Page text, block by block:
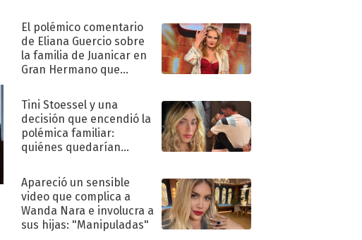
El polémico comentario
de Eliana Guercio sobre
la familia de Juanicar en
Gran Hermano que
Tini Stoessel y una
decisión que encendió la
polémica familiar:
quiénes quedarían
Apareció un sensible
video que complica a
Wanda Nara e involucra a
sus hijas: "Manipuladas"